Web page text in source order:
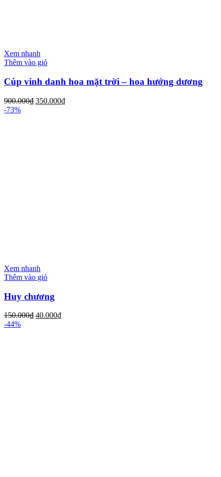
Xem nhanh
Thêm vào giỏ
Cúp vinh danh hoa mặt trời – hoa hướng dương
900.000₫ 350.000₫
-73%
Xem nhanh
Thêm vào giỏ
Huy chương
150.000₫ 40.000₫
-44%